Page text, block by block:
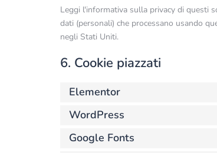
Leggi l'informativa sulla privacy di questi
dati (personali) che processano usando
negli Stati Uniti.
6. Cookie piazzati
Elementor
WordPress
Google Fonts